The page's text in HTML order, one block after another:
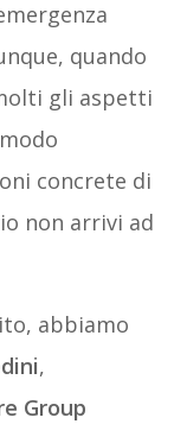
quando
gli aspetti
concrete di
non arrivi ad
abbiamo
,
Group